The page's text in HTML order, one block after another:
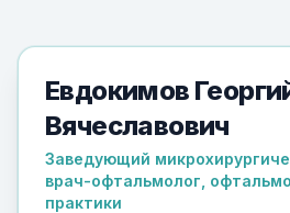
Евдокимов
Вячеславович
Заведующий
врач-офтальмолог,
практики